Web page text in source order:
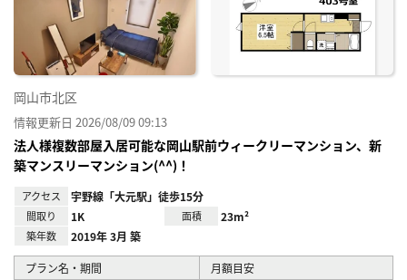
岡山市北区
情報更新日 2026/08/09 09:13
法人様複数部屋入居可能な岡山駅前ウィークリーマンション、新
築マンスリーマンション(^^)！
アクセス 宇野線「大元駅」徒歩15分
間取り 1K 面積 23m²
築年数 2019年 3月 築
プラン名・期間 月額目安